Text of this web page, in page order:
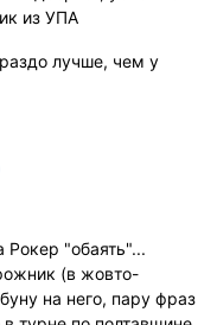
из УПА
лучше, чем у
"обаять"...
(в жовто-
на него, пару фраз